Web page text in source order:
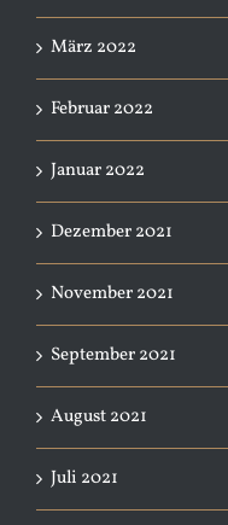
März 2022
Februar 2022
Januar 2022
Dezember 2021
November 2021
September 2021
August 2021
Juli 2021